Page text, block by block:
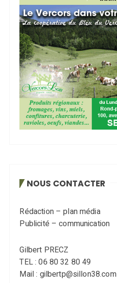
NOUS CONTACTER
Rédaction – plan média
Publicité – communication
Gilbert PRECZ
TEL : 06 80 32 80 49
Mail : gilbertp@sillon38.com